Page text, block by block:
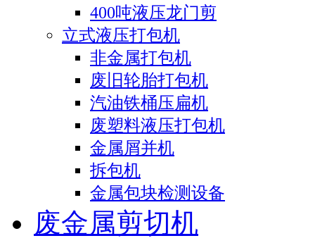
400吨液压龙门剪
立式液压打包机
非金属打包机
废旧轮胎打包机
汽油铁桶压扁机
废塑料液压打包机
金属屑并机
拆包机
金属包块检测设备
废金属剪切机